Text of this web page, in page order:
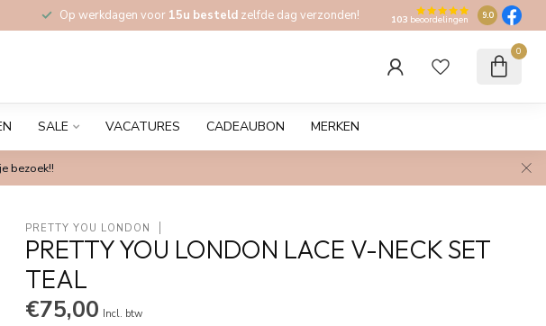
Op werkdagen voor 15u besteld zelfde dag verzonden! 103 beoordelingen 9.0
0
SALE VACATURES CADEAUBON MERKEN
bezoek!!
PRETTY YOU LONDON
PRETTY YOU LONDON LACE V-NECK SET
TEAL
€75,00 Incl. btw